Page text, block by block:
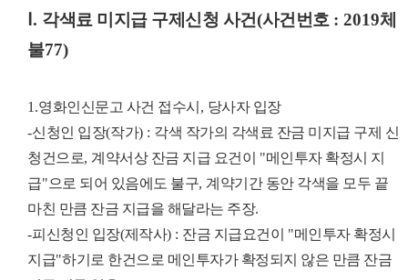
. 각색료 미지급 구제신청 사건(사건번호 : 2019체
불77)
1.영화인신문고 사건 접수시 , 당사자 입장
-신청인 입장(작가) : 각색 작가의 각색료 잔금 미지급 구제 신
청건으로, 계약서상 잔금 지급 요건이 "메인투자 확정시 지
급"으로 되어 있음에도 불구, 계약기간 동안 각색을 모두 끝
마친 만큼 잔금 지급을 해달라는 주장.
-피신청인 입장(제작사) : 잔금 지급요건이 "메인투자 확정시
지급"하기로 한건으로 메인투자가 확정되지 않은 만큼 잔금